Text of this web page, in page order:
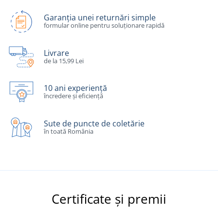
Garanția unei returnări simple
formular online pentru soluționare rapidă
Livrare
de la 15,99 Lei
10 ani experiență
încredere și eficiență
Sute de puncte de coletărie
în toată România
Certificate și premii